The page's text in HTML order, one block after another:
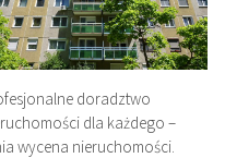
doradztwo
dla każdego –
wycena nieruchomości.